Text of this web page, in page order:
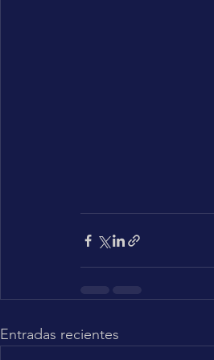
Entradas recientes